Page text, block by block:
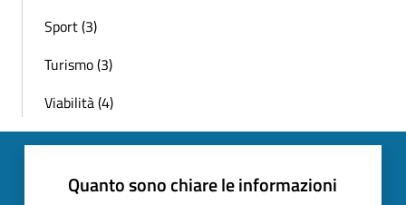
Sport (3)
Turismo (3)
Viabilità (4)
Quanto sono chiare le informazioni